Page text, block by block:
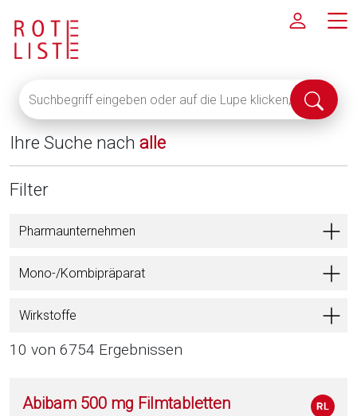
eingeben
oder
auf
die
Lupe
alle
anzuzeigen
Suche
Ihre Suche nach alle
Filter
Pharmaunternehmen
Mono-/Kombipräparat
Wirkstoffe
10 von 6754 Ergebnissen
Abibam 500 mg Filmtabletten